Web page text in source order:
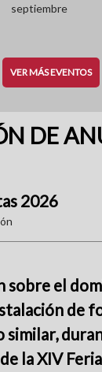
septiembre
VER MÁS EVENTOS
DE
2026
sobre el
de
similar,
la XIV